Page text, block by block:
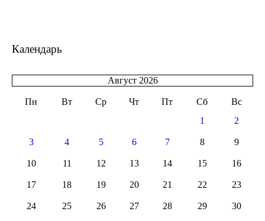
Календарь
Август 2026
Пн Вт Ср Чт Пт Сб
Вс
1
2
3 4 5 6 7 8 9
10 11 12 13 14 15 16
17 18 19 20 21 22 23
24 25 26 27 28 29 30